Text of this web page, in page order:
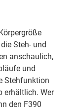
Steh- und
anschaulich,
und
Stehfunktion
erhältlich. Wer
den F390